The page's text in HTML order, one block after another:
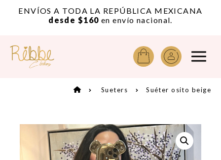
ENVÍOS A TODA LA REPÚBLICA MEXICANA
desde $160 en envío nacional.
Sueters Suéter osito beige